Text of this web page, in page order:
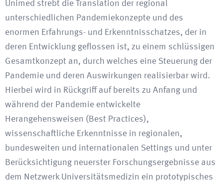
Unimed strebt die Translation der regional
unterschiedlichen Pandemiekonzepte und des
enormen Erfahrungs- und Erkenntnisschatzes, der in
deren Entwicklung geflossen ist, zu einem schlüssigen
Gesamtkonzept an, durch welches eine Steuerung der
Pandemie und deren Auswirkungen realisierbar wird.
Hierbei wird in Rückgriff auf bereits zu Anfang und
während der Pandemie entwickelte
Herangehensweisen (Best Practices),
wissenschaftliche Erkenntnisse in regionalen,
bundesweiten und internationalen Settings und unter
Berücksichtigung neuerster Forschungsergebnisse aus
dem Netzwerk Universitätsmedizin ein prototypisches